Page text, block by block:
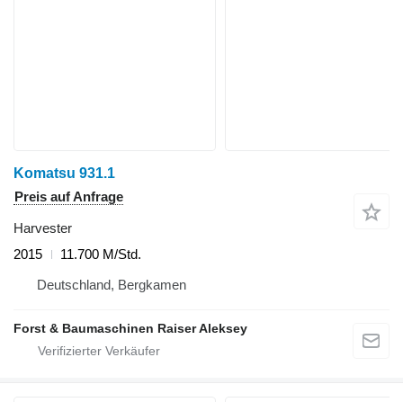
Komatsu 931.1
Preis auf Anfrage
Harvester
2015
11.700 M/Std.
Deutschland, Bergkamen
Forst & Baumaschinen Raiser Aleksey